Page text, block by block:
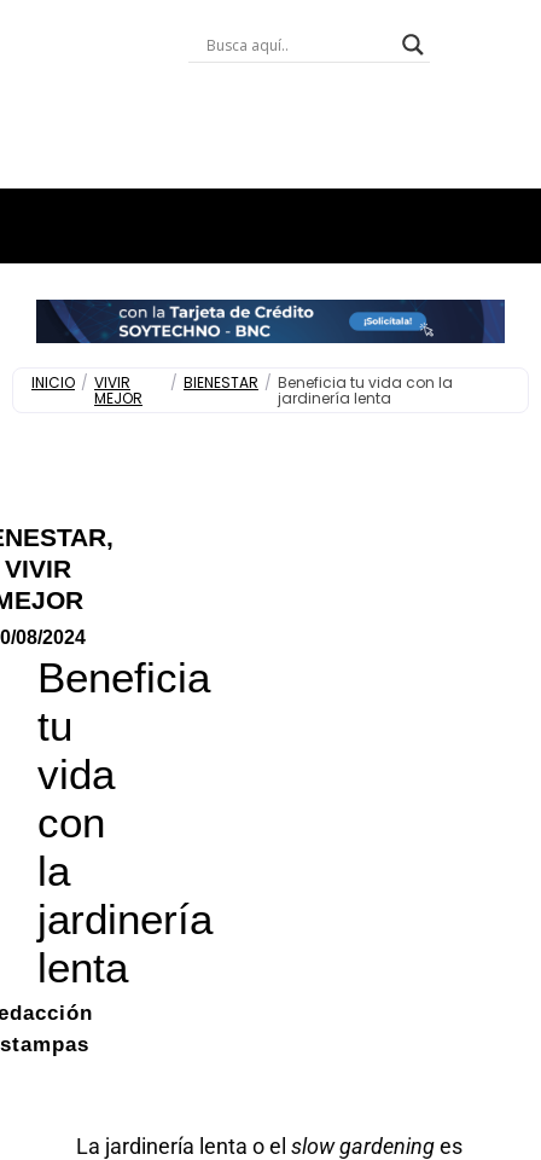
INICIO / VIVIR
MEJOR
/ BIENESTAR / Beneficia tu vida con la
jardinería lenta
,
VIVIR
08/2024
Beneficia
tu
vida
con
la
jardinería
lenta
La jardinería lenta o elslow gardeninges